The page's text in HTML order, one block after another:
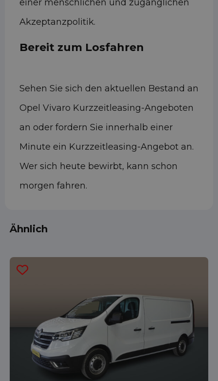
einer menschlichen und zugänglichen
Akzeptanzpolitik.
Bereit zum Losfahren
Sehen Sie sich den aktuellen Bestand an
Opel Vivaro Kurzzeitleasing-Angeboten
an oder fordern Sie innerhalb einer
Minute ein Kurzzeitleasing-Angebot an.
Wer sich heute bewirbt, kann schon
morgen fahren.
Ähnlich